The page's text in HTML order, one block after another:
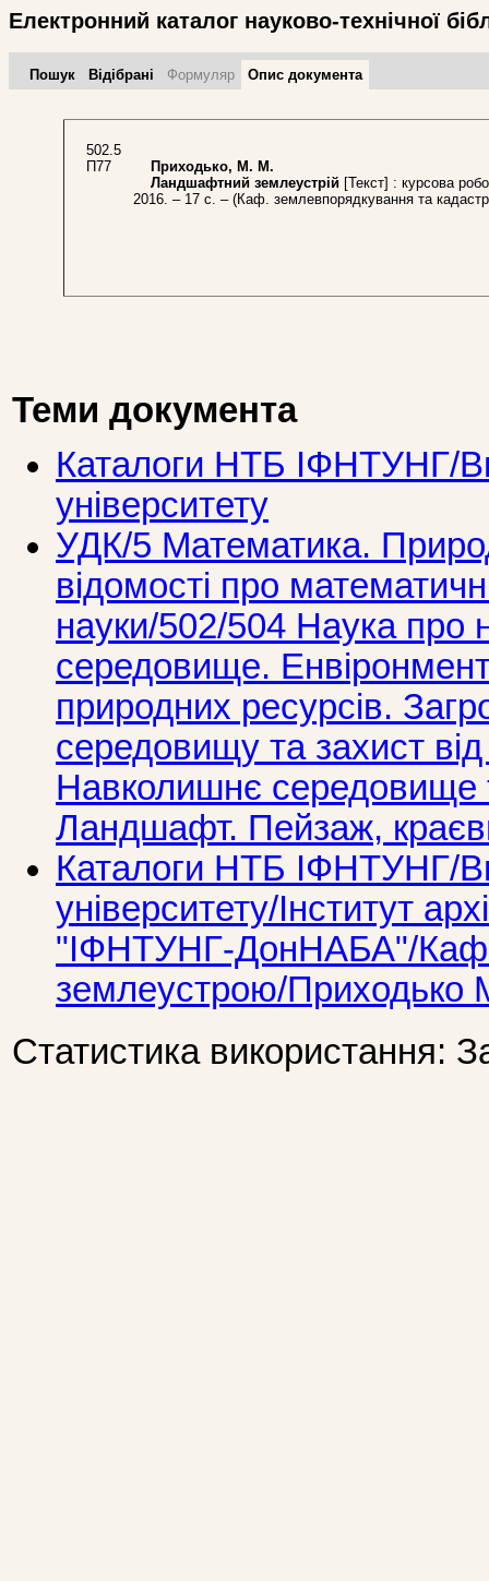
Електронний каталог науково-технічної
Пошук Відібрані Формуляр Опис документа
502.5
П77
Приходько, М. М.
Ландшафтний землеустрій [Текст] : курсова
2016. – 17 с. – (Каф. землевпорядкування та
Теми документа
Каталоги НТБ ІФНТУНГ/
університету
УДК/5 Математика.
вiдомостi про
науки/502/504 Наука про
середовище.
природних ресурсів.
середовищу та захист
Навколишнє середовище
Ландшафт. Пейзаж,
Каталоги НТБ ІФНТУНГ/
університету/Інститут
"ІФНТУНГ-ДонНАБА"/
землеустрою/Приходько
Статистика використання: